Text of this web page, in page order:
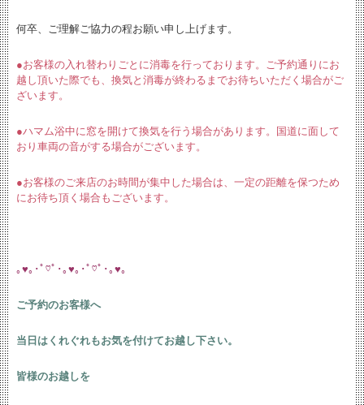
何卒、ご理解ご協力の程お願い申し上げます。
●お客様の入れ替わりごとに消毒を行っております。ご予約通りにお
越し頂いた際でも、換気と消毒が終わるまでお待ちいただく場合がご
ざいます。
●ハマム浴中に窓を開けて換気を行う場合があります。国道に面して
おり車両の音がする場合がございます。
●お客様のご来店のお時間が集中した場合は、一定の距離を保つため
にお待ち頂く場合もございます。
｡♥｡･ﾟ♡ﾟ･｡♥｡･ﾟ♡ﾟ･｡♥｡
ご予約のお客様へ
当日はくれぐれもお気を付けてお越し下さい。
皆様のお越しを